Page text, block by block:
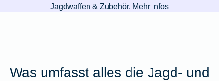
Jagdwaffen & Zubehör. Mehr Infos
Was umfasst alles die Jagd- und